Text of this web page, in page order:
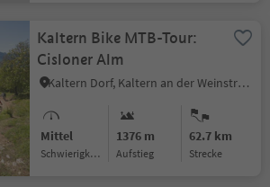
Kaltern Bike MTB-Tour:
Cisloner Alm
Kaltern Dorf, Kaltern an der Weinstraße, Südtiroler Weinstraße
Mittel
Schwierigkeitsgrad
1376 m
Aufstieg
62.7 km
Strecke